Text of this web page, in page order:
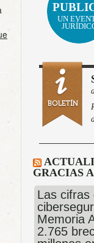
UN
GRACIAS
Las cifras
Memoria
2.765